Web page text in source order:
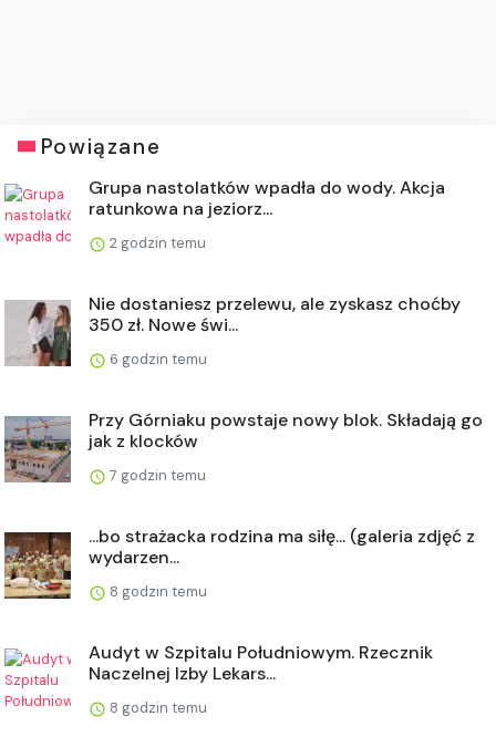
Powiązane
Grupa nastolatków wpadła do wody. Akcja
ratunkowa na jeziorz...
2 godzin temu
Nie dostaniesz przelewu, ale zyskasz choćby
350 zł. Nowe świ...
6 godzin temu
Przy Górniaku powstaje nowy blok. Składają go
jak z klocków
7 godzin temu
...bo strażacka rodzina ma siłę... (galeria zdjęć z
wydarzen...
8 godzin temu
Audyt w Szpitalu Południowym. Rzecznik
Naczelnej Izby Lekars...
8 godzin temu